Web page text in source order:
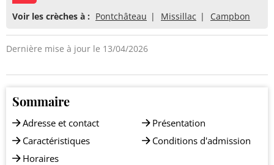
Voir les crèches à : Pontchâteau Missillac Campbon
Dernière mise à jour le 13/04/2026
Sommaire
Adresse et contact
Caractéristiques
Horaires
Présentation
Conditions d'admission